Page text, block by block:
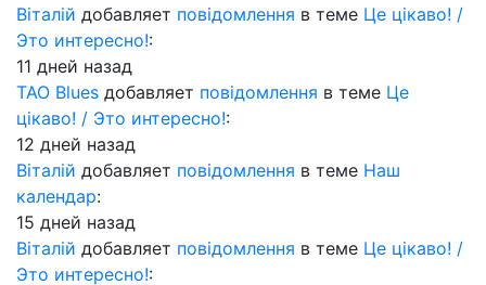
Віталій добавляет повідомлення в теме Це цікаво! /
Это интересно!:
11 дней назад
ТАО Blues добавляет повідомлення в теме Це
цікаво! / Это интересно!:
12 дней назад
Віталій добавляет повідомлення в теме Наш
календар:
15 дней назад
Віталій добавляет повідомлення в теме Це цікаво! /
Это интересно!: